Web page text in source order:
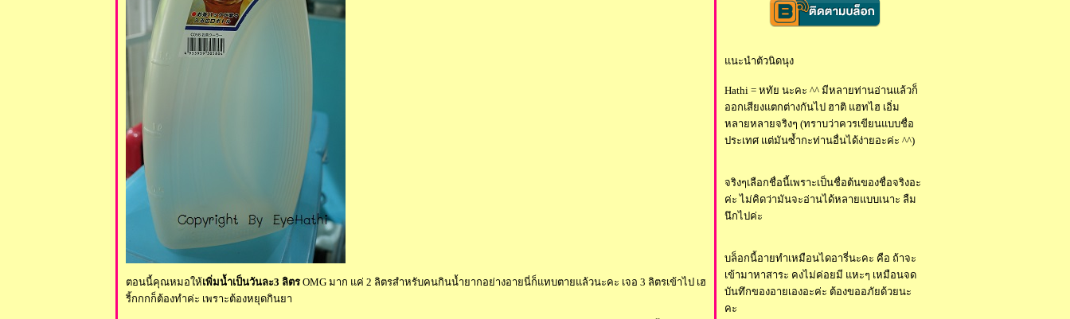
ตอนนี้คุณหมอให้เพิ่มน้ำเป็นวันละ3 ลิตร OMG มาก แค่ 2 ลิตรสำหรับคนกินน้ำยากอย่างอายนี่ก็แทบตายแล้วนะคะ เจอ 3 ลิตรเข้าไป เฮ
ริ้กกกก็ต้องทำค่ะ เพราะต้องหยุดกินยา
นะนำตัวนิดนุง
Hathi = หทัย นะคะ ^^ มีหลายท่านอ่านแล้วก็
ออกเสียงแตกต่างกันไป ฮาติ แฮทไฮ เอิ่ม
หลายหลายจริงๆ (ทราบว่าควรเขียนแบบชื่อ
ประเทศ แต่มันซ้ำกะท่านอื่นได้ง่ายอะค่ะ ^^)
จริงๆเลือกชื่อนี้เพราะเป็นชื่อต้นของชื่อจริงอะ
ค่ะ ไม่คิดว่ามันจะอ่านได้หลายแบบเนาะ ลืม
นึกไปค่ะ
บล็อกนี้อายทำเหมือนไดอารี่นะคะ คือ ถ้าจะ
เข้ามาหาสาระ คงไม่ค่อยมี แหะๆ เหมือนจด
บันทึกของอายเองอะค่ะ ต้องขออภัยด้วยนะ
คะ